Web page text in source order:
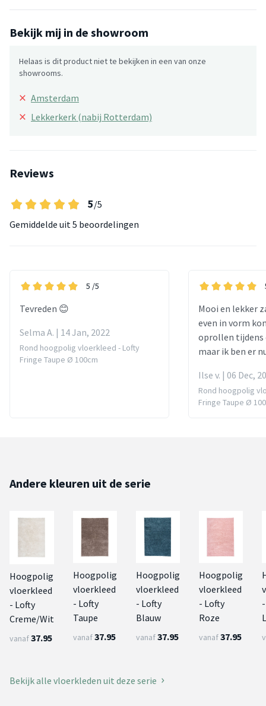
Bekijk mij in de showroom
Helaas is dit product niet te bekijken in een van onze
showrooms.
× Amsterdam
× Lekkerkerk (nabij Rotterdam)
Reviews
5/5
Gemiddelde uit 5 beoordelingen
5 /5
Tevreden 😊
Selma A. | 14 Jan, 2022
Rond hoogpolig vloerkleed - Lofty
Fringe Taupe Ø 100cm
Mooi en lekker
even in vorm
oprollen tijdens
maar ik ben er
Ilse v. | 06 Dec,
Rond hoogpolig
Fringe Taupe Ø
Andere kleuren uit de serie
Hoogpolig
vloerkleed
- Lofty
Creme/Wit
vanaf37.95
Hoogpolig
vloerkleed
- Lofty
Taupe
vanaf37.95
Hoogpolig
vloerkleed
- Lofty
Blauw
vanaf37.95
Hoogpolig
vloerkleed
- Lofty
Roze
vanaf37.95
Bekijk alle vloerkleden uit deze serie